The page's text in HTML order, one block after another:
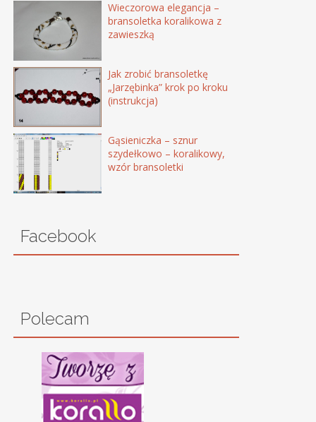
Wieczorowa elegancja –
bransoletka koralikowa z
zawieszką
Jak zrobić bransoletkę
„Jarzębinka” krok po kroku
(instrukcja)
Gąsieniczka – sznur
szydełkowo – koralikowy,
wzór bransoletki
Facebook
Polecam